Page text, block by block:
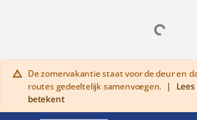
warning De zomervakantie staat voor de deur en
routes gedeeltelijk samenvoegen. |
betekent